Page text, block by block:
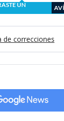
UN
de correcciones